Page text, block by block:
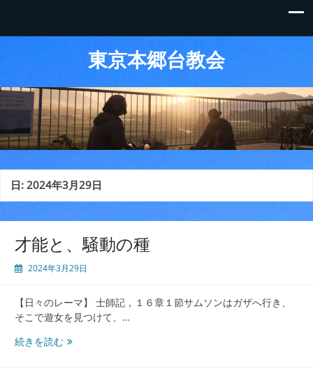
東京本郷台教会
日:2024年3月29日
才能と、騒動の種
2024年3月29日
【日々のレーマ】 士師記，１６章１節サムソンはガザへ行き、
そこで遊女を見つけて、…
続きを読む才